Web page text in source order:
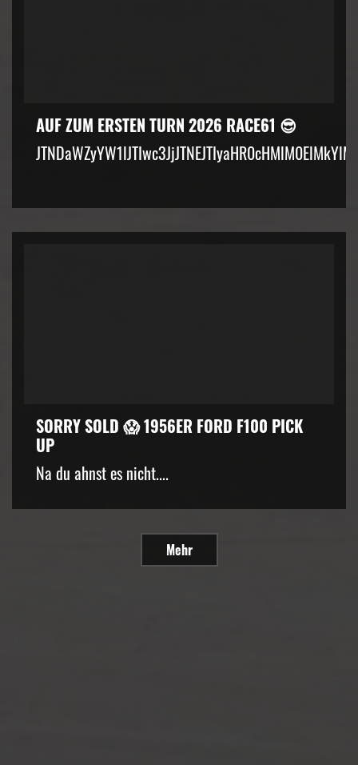
AUF ZUM ERSTEN TURN 2026 RACE61 😎
SORRY SOLD 😱 1956ER FORD F100 PICK
UP
Na du ahnst es nicht....
Mehr